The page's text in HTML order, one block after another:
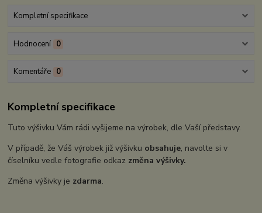
Kompletní specifikace
Hodnocení 0
Komentáře 0
Kompletní specifikace
Tuto výšivku Vám rádi vyšijeme na výrobek, dle Vaší představy.
V případě, že Váš výrobek již výšivku obsahuje, navolte si v
číselníku vedle fotografie odkaz změna výšivky.
Změna výšivky je zdarma.